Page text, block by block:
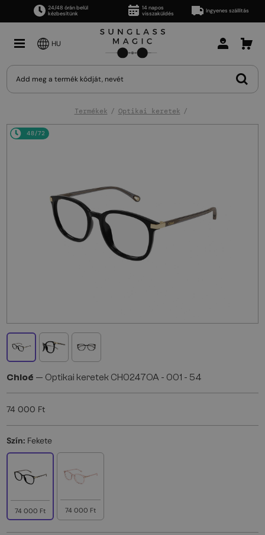
24/48 órán belül
kézbesítünk
14 napos
visszaküldés
Ingyenes szállítás
HU
Termékek Optikai keretek
48/72
Chloé — Optikai keretek CH0247OA - 001 - 54
74 000 Ft
Szín: Fekete
74 000 Ft 74 000 Ft